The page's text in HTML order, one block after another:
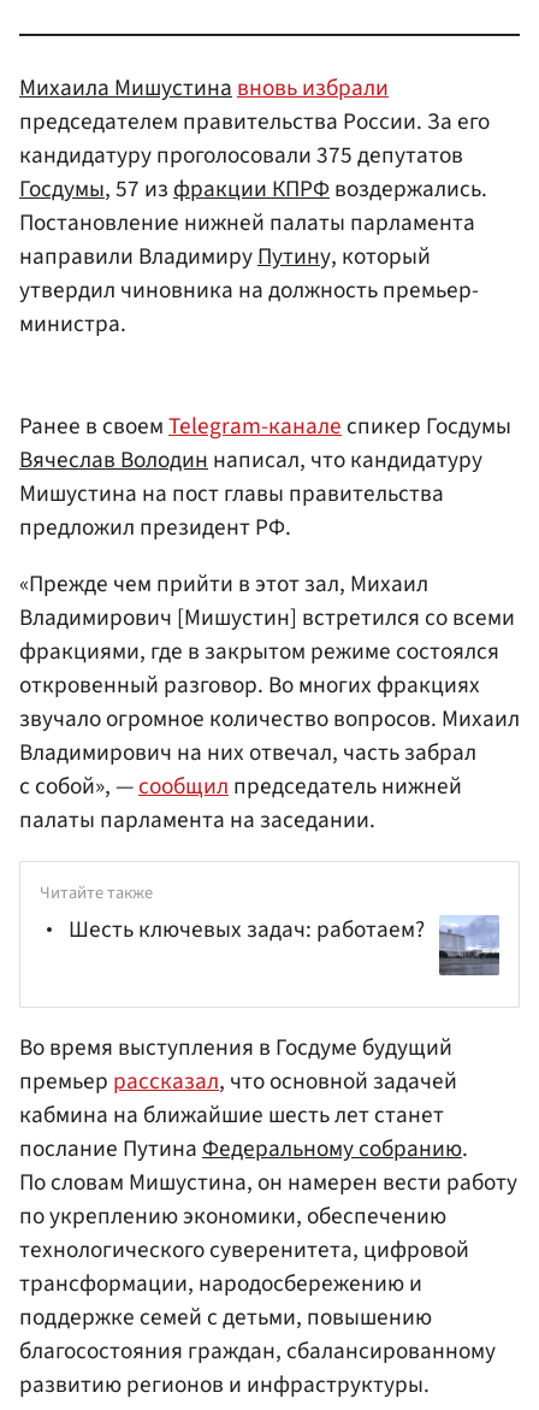
Михаила Мишустинавновь избрали
председателем правительства России. За его
кандидатуру проголосовали 375 депутатов
Госдумы, 57 изфракции КПРФвоздержались.
Постановление нижней палаты парламента
направили ВладимируПутину, который
утвердил чиновника на должность премьер-
министра.
Ранее в своемTelegram-каналеспикер Госдумы
Вячеслав Володиннаписал, что кандидатуру
Мишустина на пост главы правительства
предложил президент РФ.
«Прежде чем прийти в этот зал, Михаил
Владимирович [Мишустин] встретился со всеми
фракциями, где в закрытом режиме состоялся
откровенный разговор. Во многих фракциях
звучало огромное количество вопросов. Михаил
Владимирович на них отвечал, часть забрал
с собой», —сообщилпредседатель нижней
палаты парламента на заседании.
Читайте также
Шесть ключевых задач: работаем?
Во время выступления в Госдуме будущий
премьер рассказал, что основной задачей
кабмина на ближайшие шесть лет станет
послание ПутинаФедеральному собранию.
По словам Мишустина, он намерен вести работу
по укреплению экономики, обеспечению
технологического суверенитета, цифровой
трансформации, народосбережению и
поддержке семей с детьми, повышению
благосостояния граждан, сбалансированному
развитию регионов и инфраструктуры.